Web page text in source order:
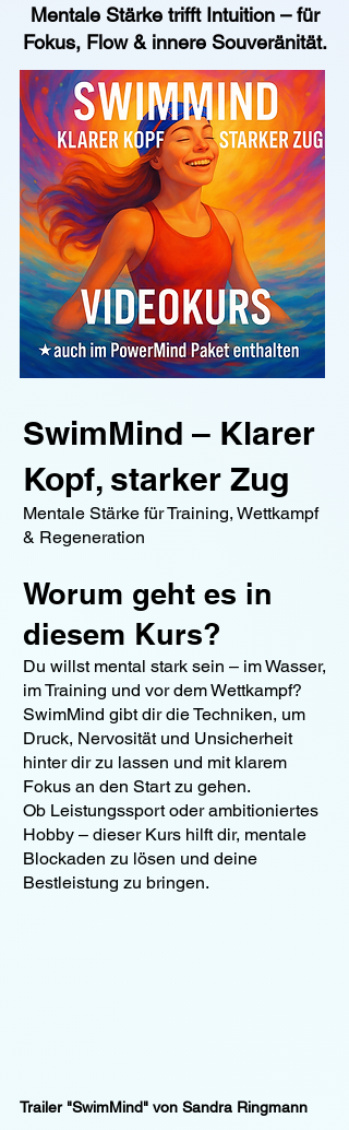
Mentale Stärke trifft Intuition – für
Fokus, Flow & innere Souveränität.
SwimMind – Klarer
Kopf, starker Zug
Mentale Stärke für Training, Wettkampf
& Regeneration
Worum geht es in
diesem Kurs?
Du willst mental stark sein – im Wasser,
im Training und vor dem Wettkampf?
SwimMind gibt dir die Techniken, um
Druck, Nervosität und Unsicherheit
hinter dir zu lassen und mit klarem
Fokus an den Start zu gehen.
Ob Leistungssport oder ambitioniertes
Hobby – dieser Kurs hilft dir, mentale
Blockaden zu lösen und deine
Bestleistung zu bringen.
Trailer "SwimMind" von Sandra Ringmann